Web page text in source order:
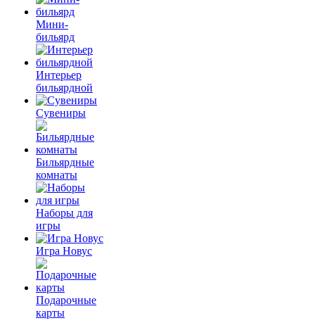
Мини-
бильярд
Интерьер
бильярдной
Сувениры
Бильярдные
комнаты
Наборы для
игры
Игра Новус
Подарочные
карты